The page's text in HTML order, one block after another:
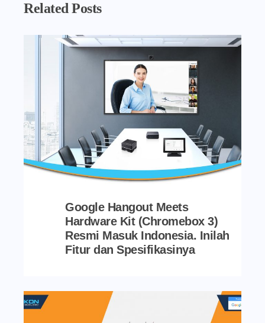
Related Posts
Google Hangout Meets
Hardware Kit (Chromebox 3)
Resmi Masuk Indonesia. Inilah
Fitur dan Spesifikasinya